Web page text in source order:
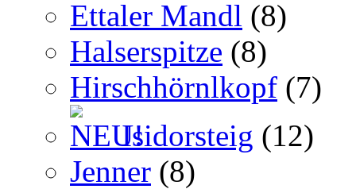
Ettaler Mandl (8)
Halserspitze (8)
Hirschhörnlkopf (7)
Isidorsteig (12)
Jenner (8)